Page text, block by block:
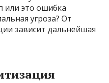
или это ошибка
угроза? От
зависит дальнейшая